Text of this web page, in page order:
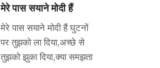
मेरे पास सयाने मोदी हैं
मेरे पास सयाने मोदी हैं घुटनों
पर तुझको ला दिया,अच्छे से
तुझको झुका दिया,क्या समझता